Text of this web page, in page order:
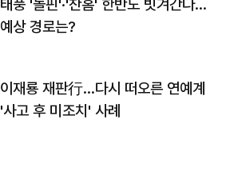
태풍 '돌핀'·'찬홈' 한반도 빗겨간다…
예상 경로는?
이재룡 재판行…다시 떠오른 연예계
'사고 후 미조치' 사례